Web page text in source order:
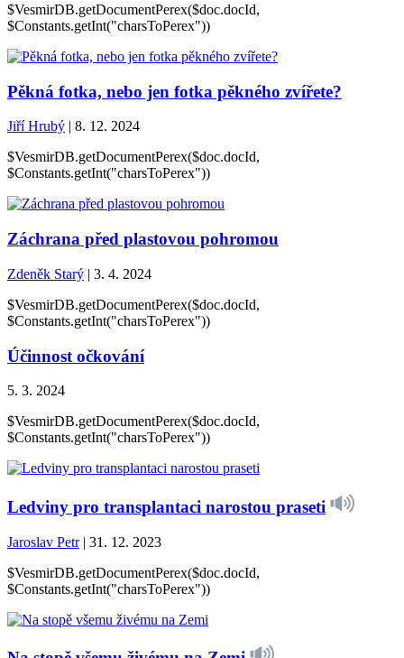
$VesmirDB.getDocumentPerex($doc.docId,
$Constants.getInt("charsToPerex"))
Pěkná fotka, nebo jen fotka pěkného zvířete?
Jiří Hrubý | 8. 12. 2024
$VesmirDB.getDocumentPerex($doc.docId,
$Constants.getInt("charsToPerex"))
Záchrana před plastovou pohromou
Zdeněk Starý | 3. 4. 2024
$VesmirDB.getDocumentPerex($doc.docId,
$Constants.getInt("charsToPerex"))
Účinnost očkování
5. 3. 2024
$VesmirDB.getDocumentPerex($doc.docId,
$Constants.getInt("charsToPerex"))
Ledviny pro transplantaci narostou praseti
Jaroslav Petr| 31. 12. 2023
$VesmirDB.getDocumentPerex($doc.docId,
$Constants.getInt("charsToPerex"))